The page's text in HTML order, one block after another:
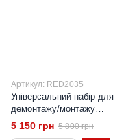
Артикул: RED2035
Універсальний набір для
демонтажу/монтажу
сайлентблоків Професійний
набір для заміни втулок 34-
5 150 грн 5 800 грн